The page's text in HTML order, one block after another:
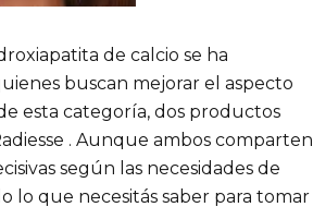
de calcio se ha
buscan mejorar el aspecto
esta categoría, dos productos
. Aunque ambos comparten
según las necesidades de
lo que necesitás saber para tomar